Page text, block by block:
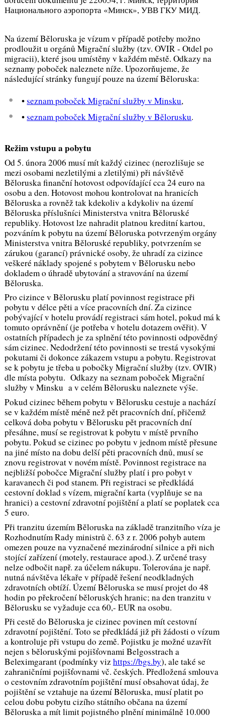
Национального аэропорта «Минск», УВВ ГКУ МИД.
Na území Běloruska je vízum v případě potřeby možno
prodloužit u orgánů Migrační služby (tzv. OVIR - Otdel po
migracii), které jsou umístěny v každém městě. Odkazy na
seznamy poboček naleznete níže. Upozorňujeme, že
následující stránky fungují pouze na území Běloruska:
•seznam poboček Migrační služby v Minsku,
•seznam poboček Migrační služby v Bělorusku.
Režim vstupu a pobytu
Od 5. února 2006 musí mít každý cizinec (nerozlišuje se
mezi osobami nezletilými a zletilými) při návštěvě
Běloruska finanční hotovost odpovídající cca 24 euro na
osobu a den. Hotovost mohou kontrolovat na hranicích
Běloruska a rovněž tak kdekoliv a kdykoliv na území
Běloruska příslušníci Ministerstva vnitra Běloruské
republiky. Hotovost lze nahradit platnou kreditní kartou,
pozváním k pobytu na území Běloruska potvrzeným orgány
Ministerstva vnitra Běloruské republiky, potvrzením se
zárukou (garancí) právnické osoby, že uhradí za cizince
veškeré náklady spojené s pobytem v Bělorusku nebo
dokladem o úhradě ubytování a stravování na území
Běloruska.
Pro cizince v Bělorusku platí povinnost registrace při
pobytu v délce pěti a více pracovních dní. Za cizince
pobývající v hotelu provádí registraci sám hotel, pokud má k
tomuto oprávnění (je potřeba v hotelu dotazem ověřit). V
ostatních případech je za splnění této povinnosti odpovědný
sám cizinec. Nedodržení této povinnosti se trestá vysokými
pokutami či dokonce zákazem vstupu a pobytu. Registrovat
se k pobytu je třeba u pobočky Migrační služby (tzv. OVIR)
dle místa pobytu. Odkazy na seznam poboček Migrační
služby v Minsku a v celém Bělorusku naleznete výše.
Pokud cizinec během pobytu v Bělorusku cestuje a nachází
se v každém místě méně než pět pracovních dní, přičemž
celková doba pobytu v Bělorusku pět pracovních dní
přesáhne, musí se registrovat k pobytu v místě prvního
pobytu. Pokud se cizinec po pobytu v jednom místě přesune
na jiné místo na dobu delší pěti pracovních dnů, musí se
znovu registrovat v novém místě. Povinnost registrace na
nejbližší pobočce Migrační služby platí i pro pobyt v
karavanech či pod stanem. Při registraci se předkládá
cestovní doklad s vízem, migrační karta (vyplňuje se na
hranici) a cestovní zdravotní pojištění a platí se poplatek cca
5 euro.
Při tranzitu územím Běloruska na základě tranzitního víza je
Rozhodnutím Rady ministrů č. 63 z r. 2006 pohyb autem
omezen pouze na vyznačené mezinárodní silnice a při nich
stojící zařízení (motely, restaurace apod.). Z určené trasy
nelze odbočit např. za účelem nákupu. Tolerována je např.
nutná návštěva lékaře v případě řešení neodkladných
zdravotních obtíží. Území Běloruska se musí projet do 48
hodin po překročení běloruských hranic; na den tranzitu v
Bělorusku se vyžaduje cca 60,- EUR na osobu.
Při cestě do Běloruska je cizinec povinen mít cestovní
zdravotní pojištění. Toto se předkládá již při žádosti o vízum
a kontroluje při vstupu do země. Pojistku je možné uzavřít
nejen s běloruskými pojišťovnami Belgosstrach a
Beleximgarant (podmínky vizhttps://bgs.by), ale také se
zahraničními pojišťovnami vč. českých. Předložená smlouva
o cestovním zdravotním pojištění musí obsahovat údaj, že
pojištění se vztahuje na území Běloruska, musí platit po
celou dobu pobytu cizího státního občana na území
Běloruska a mít limit pojistného plnění minimálně 10.000